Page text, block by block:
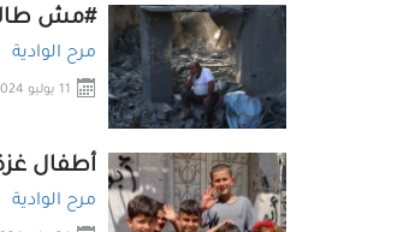
#مش
مرح الوادية
11 يوليو 2024 - 12:50
أطفال
مرح الوادية